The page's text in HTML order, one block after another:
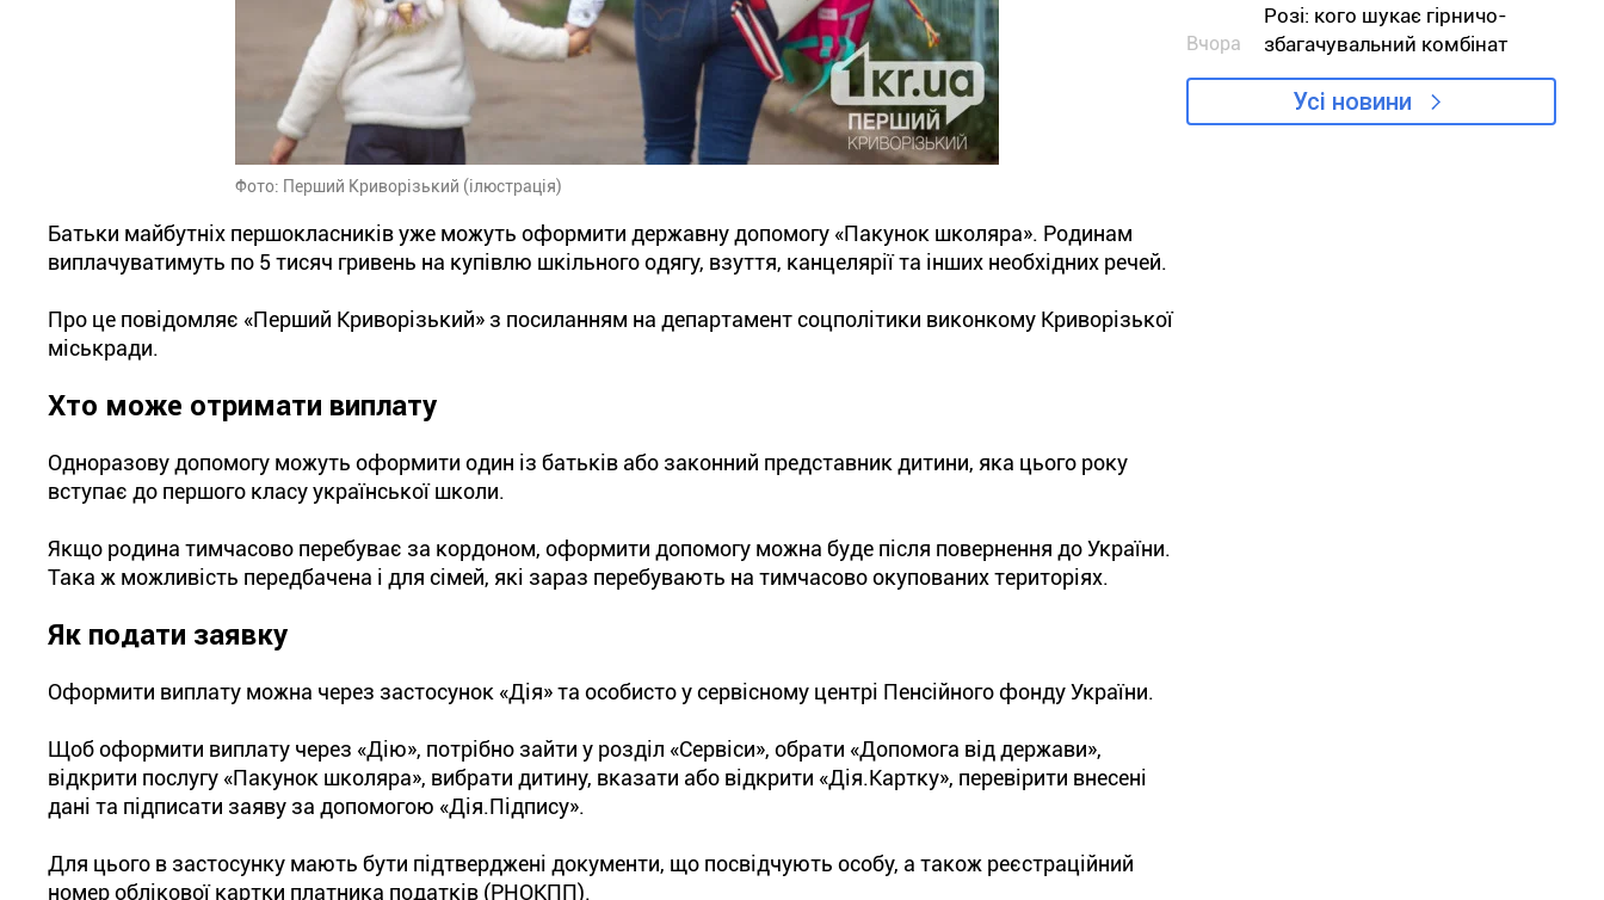
Фото: Перший Криворізький (ілюстрація)
Батьки майбутніх першокласників уже можуть оформити державну допомогу «Пакунок школяра». Родинам
виплачуватимуть по 5 тисяч гривень на купівлю шкільного одягу, взуття, канцелярії та інших необхідних речей.
Про це повідомляє «Перший Криворізький» з посиланням на департамент соцполітики виконкому Криворізької
міськради.
Хто може отримати виплату
Одноразову допомогу можуть оформити один із батьків або законний представник дитини, яка цього року
вступає до першого класу української школи.
Якщо родина тимчасово перебуває за кордоном, оформити допомогу можна буде після повернення до України.
Така ж можливість передбачена і для сімей, які зараз перебувають на тимчасово окупованих територіях.
Як подати заявку
Оформити виплату можна через застосунок «Дія» та особисто у сервісному центрі Пенсійного фонду України.
Щоб оформити виплату через «Дію», потрібно зайти у розділ «Сервіси», обрати «Допомога від держави»,
відкрити послугу «Пакунок школяра», вибрати дитину, вказати або відкрити «Дія.Картку», перевірити внесені
дані та підписати заяву за допомогою «Дія.Підпису».
Для цього в застосунку мають бути підтверджені документи, що посвідчують особу, а також реєстраційний
номер облікової картки платника податків (РНОКПП).
Вчора
Розі: кого шукає гірничо-
збагачувальний комбінат
Усі новини